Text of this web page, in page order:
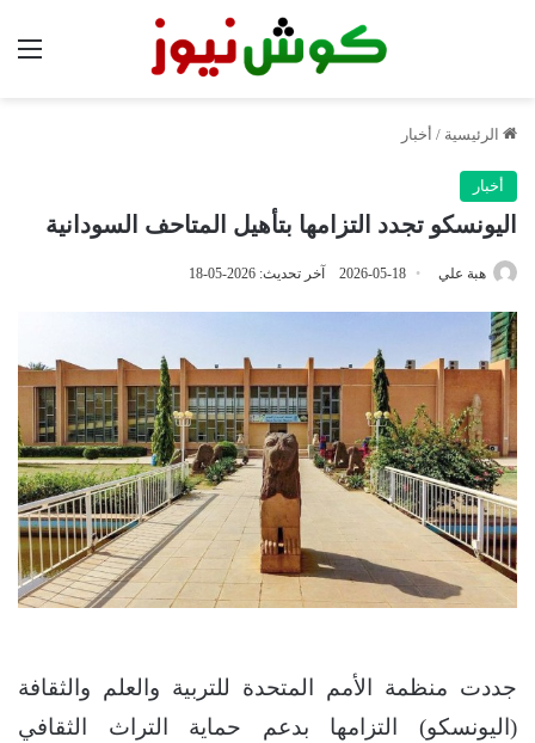
الرئيسية / أخبار
أخبار
اليونسكو تجدد التزامها بتأهيل المتاحف السودانية
هبة علي 2026-05-18 آخر تحديث: 2026-05-18
جددت منظمة الأمم المتحدة للتربية والعلم والثقافة
(اليونسكو) التزامها بدعم حماية التراث الثقافي